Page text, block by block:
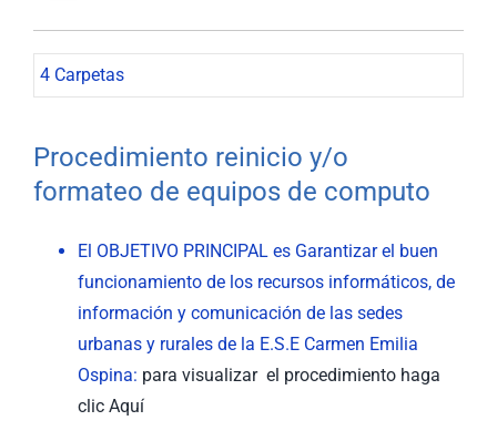
4 Carpetas
Procedimiento reinicio y/o
formateo de equipos de computo
El OBJETIVO PRINCIPAL es Garantizar el buen
funcionamiento de los recursos informáticos, de
información y comunicación de las sedes
urbanas y rurales de la E.S.E Carmen Emilia
Ospina: para visualizar el procedimiento haga
clic Aquí